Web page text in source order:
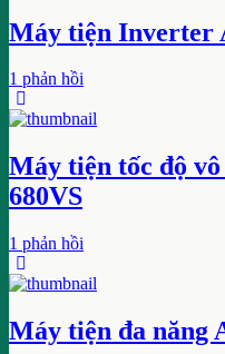
Máy tiện Inverter
1 phản hồi
Máy tiện tốc độ
680VS
1 phản hồi
Máy tiện đa năng